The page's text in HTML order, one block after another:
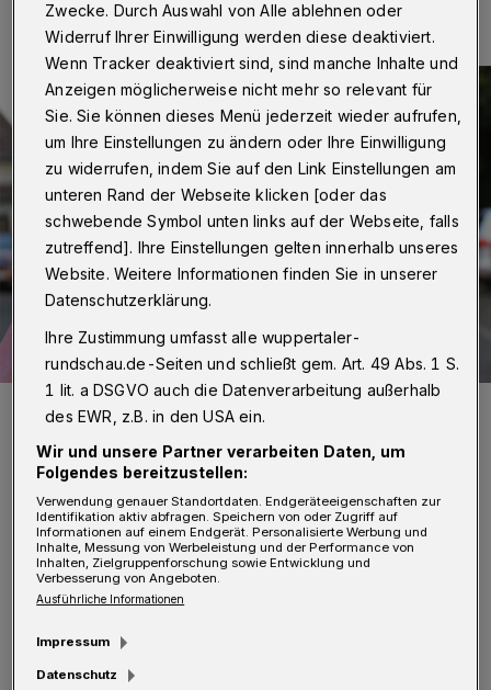
Michael-Georg von Wenczowsky von der Mittelstands- und
Wirtschaftsvereinigung.
Foto: Urssu
Von Eduard Urssu
In der GroKo sehen sie vor allem eine Chance
auf die Entlastung der Wuppertaler Bürger.
Zwecke. Durch Auswahl von Alle ablehnen oder
Widerruf Ihrer Einwilligung werden diese deaktiviert.
Wenn Tracker deaktiviert sind, sind manche Inhalte und
Anzeigen möglicherweise nicht mehr so relevant für
Sie. Sie können dieses Menü jederzeit wieder aufrufen,
um Ihre Einstellungen zu ändern oder Ihre Einwilligung
zu widerrufen, indem Sie auf den Link Einstellungen am
unteren Rand der Webseite klicken [oder das
schwebende Symbol unten links auf der Webseite, falls
zutreffend]. Ihre Einstellungen gelten innerhalb unseres
Website. Weitere Informationen finden Sie in unserer
Datenschutzerklärung.
Ihre Zustimmung umfasst alle wuppertaler-
rundschau.de-Seiten und schließt gem. Art. 49 Abs. 1 S.
1 lit. a DSGVO auch die Datenverarbeitung außerhalb
des EWR, z.B. in den USA ein.
Wir und unsere Partner verarbeiten Daten, um
Folgendes bereitzustellen:
Verwendung genauer Standortdaten. Endgeräteeigenschaften zur
Identifikation aktiv abfragen. Speichern von oder Zugriff auf
Informationen auf einem Endgerät. Personalisierte Werbung und
Inhalte, Messung von Werbeleistung und der Performance von
Inhalten, Zielgruppenforschung sowie Entwicklung und
Verbesserung von Angeboten.
Ausführliche Informationen
Impressum
Datenschutz